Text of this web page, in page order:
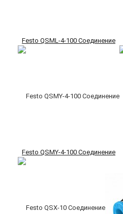
Festo QSML-4-100 Соединение
Festo QSMY-4-100 Соединение